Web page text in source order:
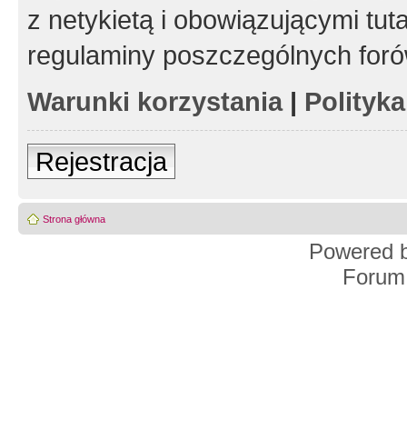
z netykietą i obowiązującymi
regulaminy poszczególnych
Warunki korzystania|
Rejestracja
Strona główna
Powered